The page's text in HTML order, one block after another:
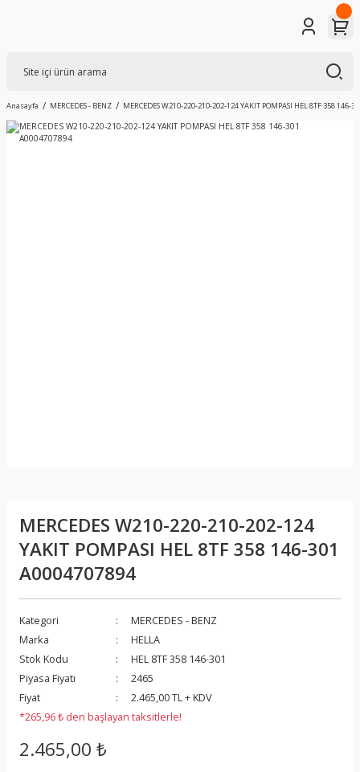
Anasayfa MERCEDES - BENZ MERCEDES W210-220-210-202-124 YAKIT POMPASI HEL 8TF 358 146-
MERCEDES W210-220-210-202-124
YAKIT POMPASI HEL 8TF 358 146-301
A0004707894
Kategori
MERCEDES - BENZ
Marka
HELLA
Stok Kodu
HEL 8TF 358 146-301
Piyasa Fiyatı
2465
Fiyat
2.465,00 TL + KDV
*265,96 ₺ den başlayan taksitlerle!
2.465,00 ₺